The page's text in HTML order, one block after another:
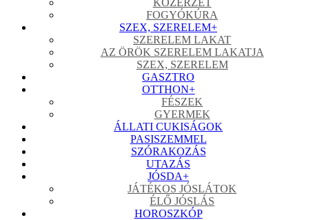
KÖZÉRZET
FOGYÓKÚRA
SZEX, SZERELEM+
SZERELEM LAKAT
AZ ÖRÖK SZERELEM LAKATJA
SZEX, SZERELEM
GASZTRO
OTTHON+
FÉSZEK
GYERMEK
ÁLLATI CUKISÁGOK
PASISZEMMEL
SZÓRAKOZÁS
UTAZÁS
JÓSDA+
JÁTÉKOS JÓSLÁTOK
ÉLŐ JÓSLÁS
HOROSZKÓP